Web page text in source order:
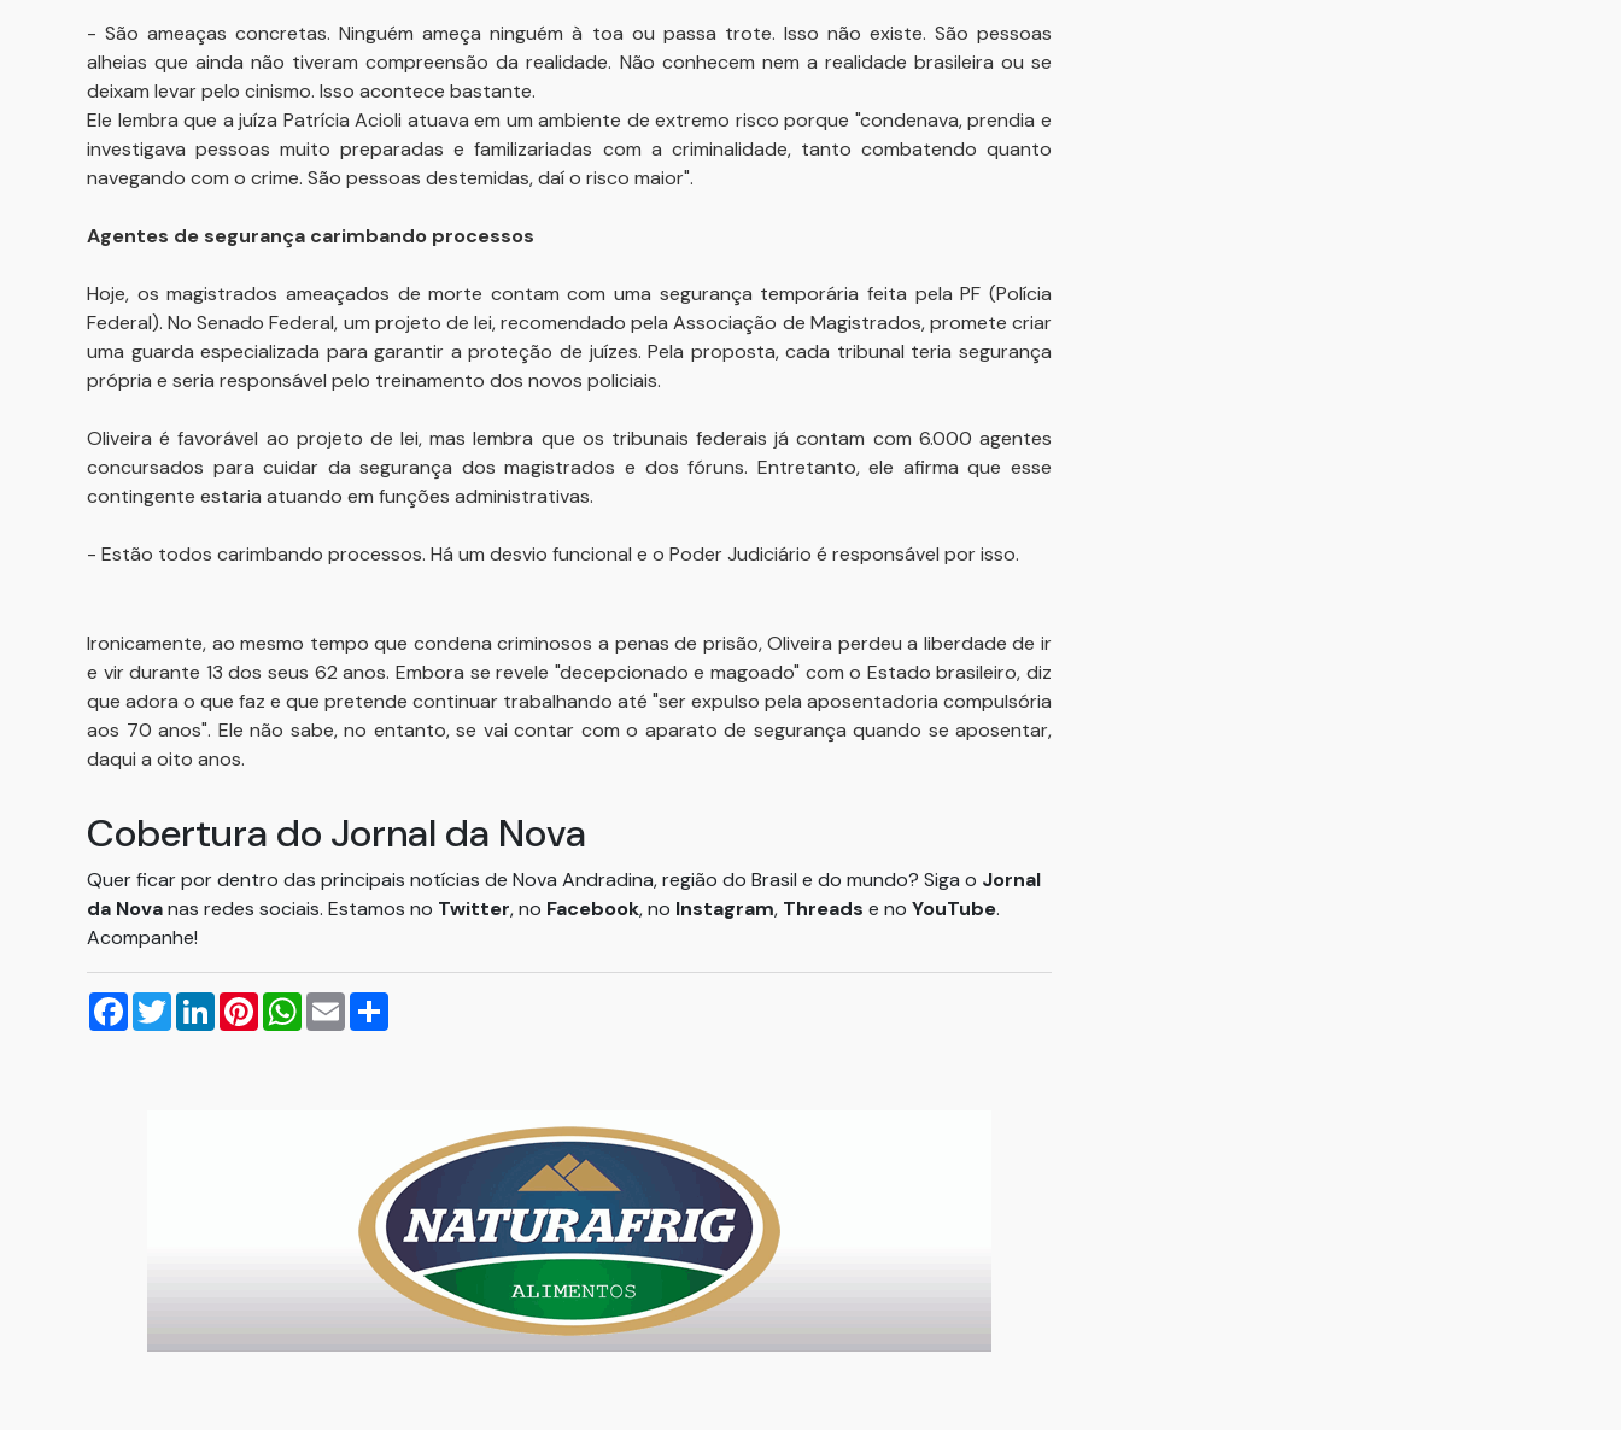
- São ameaças concretas. Ninguém ameça ninguém à toa ou passa trote. Isso não existe. São pessoas
alheias que ainda não tiveram compreensão da realidade. Não conhecem nem a realidade brasileira ou se
deixam levar pelo cinismo. Isso acontece bastante.
Ele lembra que a juíza Patrícia Acioli atuava em um ambiente de extremo risco porque "condenava, prendia e
investigava pessoas muito preparadas e familizariadas com a criminalidade, tanto combatendo quanto
navegando com o crime. São pessoas destemidas, daí o risco maior".
Agentes de segurança carimbando processos
Hoje, os magistrados ameaçados de morte contam com uma segurança temporária feita pela PF (Polícia
Federal). No Senado Federal, um projeto de lei, recomendado pela Associação de Magistrados, promete criar
uma guarda especializada para garantir a proteção de juízes. Pela proposta, cada tribunal teria segurança
própria e seria responsável pelo treinamento dos novos policiais.
Oliveira é favorável ao projeto de lei, mas lembra que os tribunais federais já contam com 6.000 agentes
concursados para cuidar da segurança dos magistrados e dos fóruns. Entretanto, ele afirma que esse
contingente estaria atuando em funções administrativas.
- Estão todos carimbando processos. Há um desvio funcional e o Poder Judiciário é responsável por isso.
Ironicamente, ao mesmo tempo que condena criminosos a penas de prisão, Oliveira perdeu a liberdade de ir
e vir durante 13 dos seus 62 anos. Embora se revele "decepcionado e magoado" com o Estado brasileiro, diz
que adora o que faz e que pretende continuar trabalhando até "ser expulso pela aposentadoria compulsória
aos 70 anos". Ele não sabe, no entanto, se vai contar com o aparato de segurança quando se aposentar,
daqui a oito anos.
Cobertura do Jornal da Nova
Quer ficar por dentro das principais notícias de Nova Andradina, região do Brasil e do mundo? Siga o Jornal
da Novanas redes sociais. Estamos no Twitter, no Facebook, no Instagram, Threads e no YouTube.
Acompanhe!
Facebook
TwitterLinkedInPinterestWhatsApp
Email